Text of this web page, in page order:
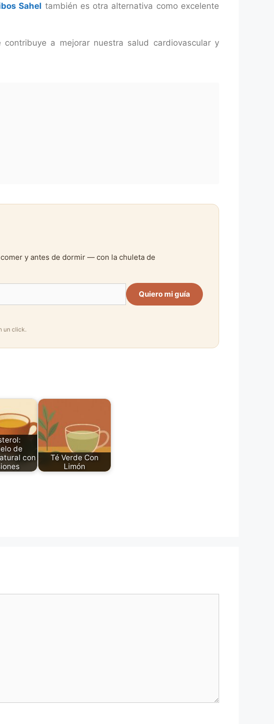
Sahel también es otra alternativa como excelente
a mejorar nuestra salud cardiovascular y
y antes de dormir — con la chuleta de
Quiero mi guía
un click.
de
con
Té Verde Con
Limón